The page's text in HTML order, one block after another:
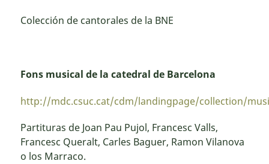
Colección de cantorales de la BNE
Fons musical de la catedral de Barcelona
http://mdc.csuc.cat/cdm/landingpage/collection/
Partituras de Joan Pau Pujol, Francesc Valls,
Francesc Queralt, Carles Baguer, Ramon Vilanova
o los Marraco.